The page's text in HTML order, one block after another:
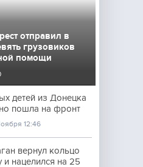
отправил в
грузовиков
помощи
детей из Донецка
пошла на фронт
12:46
вернул кольцо
и нацелился на 25